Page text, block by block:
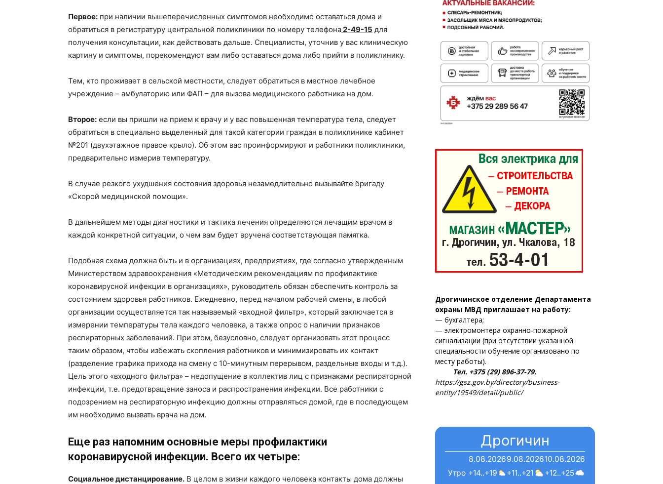
Газета
"Драгічынскі Веснік"
ПОДПИСАТЬСЯ
Редакция "ДВ"
Наша гісторыя
Контакты
Первое: при наличии вышеперечисленных симптомов необходимо оставаться дома и
обратиться в регистратуру центральной поликлиники по номеру телефона2-49-15 для
получения консультации, как действовать дальше. Специалисты, уточнив у вас клиническую
картину и симптомы, порекомендуют вам либо оставаться дома либо прийти в поликлинику.
Тем, кто проживает в сельской местности, следует обратиться в местное лечебное
учреждение – амбулаторию или ФАП – для вызова медицинского работника на дом.
Второе: если вы пришли на прием к врачу и у вас повышенная температура тела, следует
обратиться в специально выделенный для такой категории граждан в поликлинике кабинет
№201 (двухэтажное правое крыло). Об этом вас проинформируют и работники поликлиники,
предварительно измерив температуру.
В случае резкого ухудшения состояния здоровья незамедлительно вызывайте бригаду
«Скорой медицинской помощи».
В дальнейшем методы диагностики и тактика лечения определяются лечащим врачом в
каждой конкретной ситуации, о чем вам будет вручена соответствующая памятка.
Подобная схема должна быть и в организациях, предприятиях, где согласно утвержденным
Министерством здравоохранения «Методическим рекомендациям по профилактике
коронавирусной инфекции в организациях», руководитель обязан обеспечить контроль за
состоянием здоровья работников. Ежедневно, перед началом рабочей смены, в любой
организации осуществляется так называемый «входной фильтр», который заключается в
измерении температуры тела каждого человека, а также опрос о наличии признаков
респираторных заболеваний. При этом, безусловно, следует организовать этот процесс
таким образом, чтобы избежать скопления работников и минимизировать их контакт
(разделение графика прихода на смену с 10-минутным перерывом, раздельные входы и т.д.).
Цель этого «входного фильтра» – недопущение в коллектив лиц с признаками респираторной
инфекции, т.е. предотвращение заноса и распространения инфекции. Все работники с
подозрением на респираторную инфекцию должны отправляться домой, где в последующем
им необходимо вызвать врача на дом.
Еще раз напомним основные меры профилактики
коронавирусной инфекции. Всего их четыре:
Социальное дистанцирование. В целом в жизни каждого человека контакты дома должны
Дрогичинское отделение Департамента
охраны МВД приглашает на работу:
— бухгалтера;
— электромонтера охранно-пожарной
сигнализации (при отсутствии указанной
специальности обучение организовано по
месту работы).
Тел. +375 (29) 896-37-79.
https://gsz.gov.by/directory/business-
entity/19549/detail/public/
Дрогичин
8.08.2026
+14..+19
9.08.2026
+11..+21
10.08.2026
+12..+25
Утро